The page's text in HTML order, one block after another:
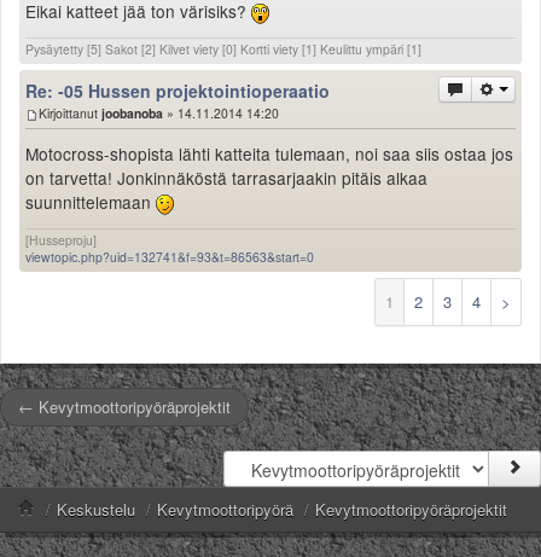
Eikai katteet jää ton värisiks?
Pysäytetty [5] Sakot [2] Kilvet viety [0] Kortti viety [1] Keulittu ympäri [1]
Re: -05 Hussen projektointioperaatio
Kirjoittanut joobanoba » 14.11.2014 14:20
Motocross-shopista lähti katteita tulemaan, noi saa siis ostaa jos
on tarvetta! Jonkinnäköstä tarrasarjaakin pitäis alkaa
suunnittelemaan
[Husseproju]
viewtopic.php?uid=132741&f=93&t=86563&start=0
1 2 3 4 >
← Kevytmoottoripyöräprojektit
/ Keskustelu / Kevytmoottoripyörä / Kevytmoottoripyöräprojektit